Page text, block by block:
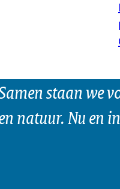
staan we
natuur. Nu en